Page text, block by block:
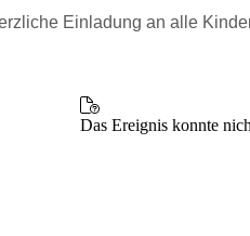
Einladung an alle